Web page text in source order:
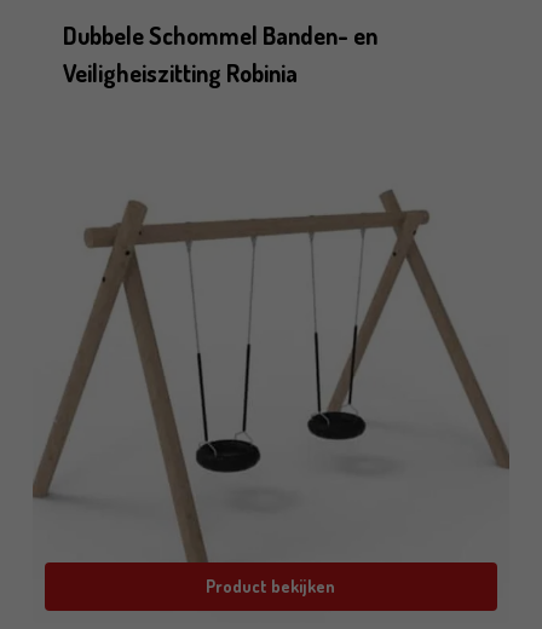
Dubbele Schommel Banden- en
Veiligheiszitting Robinia
Product bekijken